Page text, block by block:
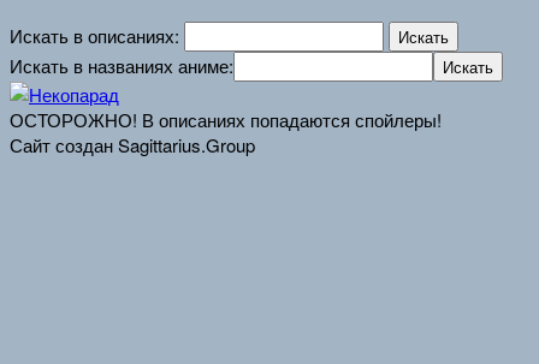
Искать в описаниях:
Искать в названиях аниме:
ОСТОРОЖНО! В описаниях попадаются спойлеры!
Сайт создан Sagittarius.Group